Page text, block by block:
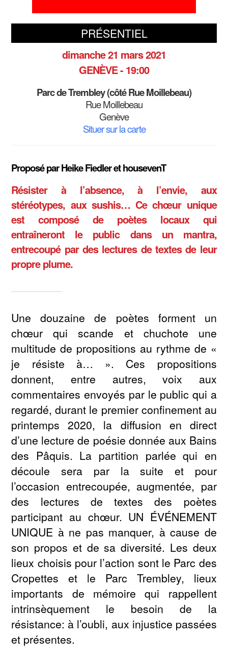
PRÉSENTIEL
dimanche 21 mars 2021
GENÈVE - 19:00
Parc de Trembley (côté Rue Moillebeau)
Rue Moillebeau
Genève
Situer sur la carte
Proposé par Heike Fiedler et housevenT
Résister à l’absence, à l’envie, aux
stéréotypes, aux sushis… Ce chœur unique
est composé de poètes locaux qui
entraîneront le public dans un mantra,
entrecoupé par des lectures de textes de leur
propre plume.
Une douzaine de poètes forment un
chœur qui scande et chuchote une
multitude de propositions au rythme de «
je résiste à… ». Ces propositions
donnent, entre autres, voix aux
commentaires envoyés par le public qui a
regardé, durant le premier confinement au
printemps 2020, la diffusion en direct
d’une lecture de poésie donnée aux Bains
des Pâquis. La partition parlée qui en
découle sera par la suite et pour
l’occasion entrecoupée, augmentée, par
des lectures de textes des poètes
participant au chœur. UN ÉVÉNEMENT
UNIQUE à ne pas manquer, à cause de
son propos et de sa diversité. Les deux
lieux choisis pour l’action sont le Parc des
Cropettes et le Parc Trembley, lieux
importants de mémoire qui rappellent
intrinsèquement le besoin de la
résistance: à l’oubli, aux injustice passées
et présentes.